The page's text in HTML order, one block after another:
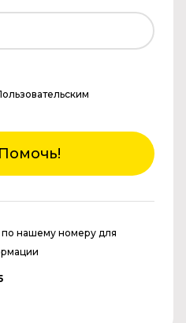
нашему номеру для